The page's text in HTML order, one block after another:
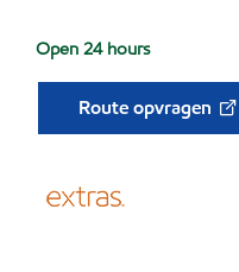
Open 24 hours
Route opvragen